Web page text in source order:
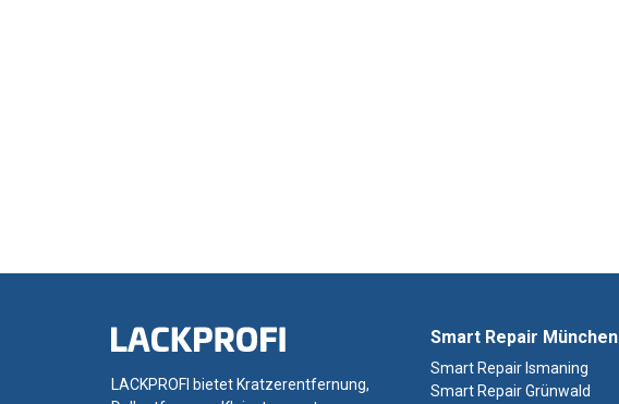
LACKPROFI bietet Kratzerentfernung,
Smart Repair München
Smart Repair Ismaning
Smart Repair Grünwald